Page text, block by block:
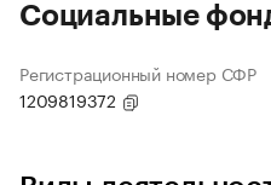
Социальные
Регистрационный номер СФР
1209819372